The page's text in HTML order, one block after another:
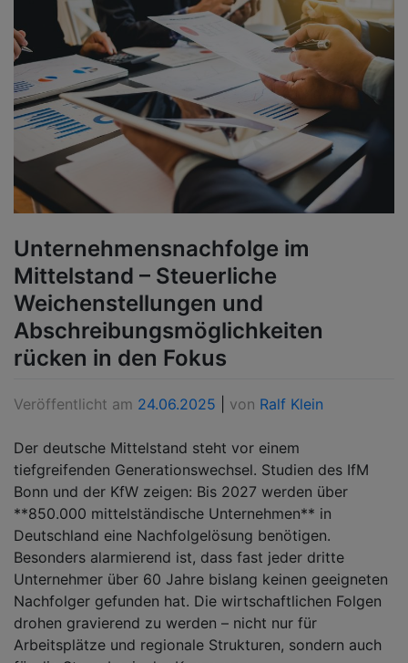
Unternehmensnachfolge im
Mittelstand – Steuerliche
Weichenstellungen und
Abschreibungsmöglichkeiten
rücken in den Fokus
Veröffentlicht am 24.06.2025 von Ralf Klein
Der deutsche Mittelstand steht vor einem
tiefgreifenden Generationswechsel. Studien des IfM
Bonn und der KfW zeigen: Bis 2027 werden über
**850.000 mittelständische Unternehmen** in
Deutschland eine Nachfolgelösung benötigen.
Besonders alarmierend ist, dass fast jeder dritte
Unternehmer über 60 Jahre bislang keinen geeigneten
Nachfolger gefunden hat. Die wirtschaftlichen Folgen
drohen gravierend zu werden – nicht nur für
Arbeitsplätze und regionale Strukturen, sondern auch